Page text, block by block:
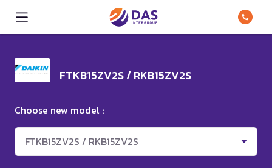
FTKB15ZV2S / RKB15ZV2S
Choose new model :
FTKB15ZV2S / RKB15ZV2S